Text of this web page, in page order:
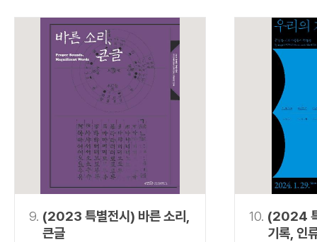
9. (2023 특별전시) 바른 소리,
큰글
10. (2024
기록, 인